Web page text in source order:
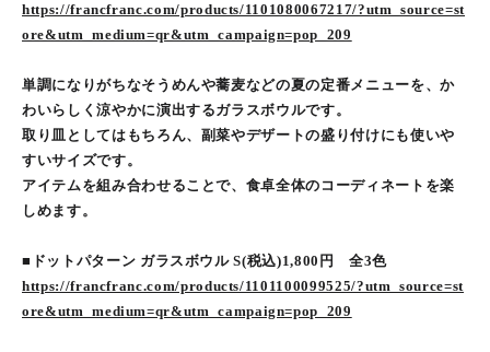
https://francfranc.com/products/1101080067217/?utm_source=st
ore&utm_medium=qr&utm_campaign=pop_209
単調になりがちなそうめんや蕎麦などの夏の定番メニューを、か
わいらしく涼やかに演出するガラスボウルです。
取り皿としてはもちろん、副菜やデザートの盛り付けにも使いや
すいサイズです。
アイテムを組み合わせることで、食卓全体のコーディネートを楽
しめます。
■ドットパターン ガラスボウル S(税込)1,800円 全3色
https://francfranc.com/products/1101100099525/?utm_source=st
ore&utm_medium=qr&utm_campaign=pop_209